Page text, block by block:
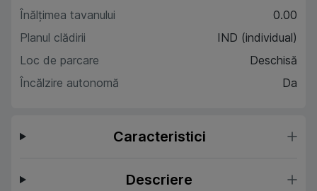
Înălțimea tavanului
0.00
Planul clădirii
IND (individual)
Loc de parcare
Deschisă
Încălzire autonomă
Da
Caracteristici
Descriere